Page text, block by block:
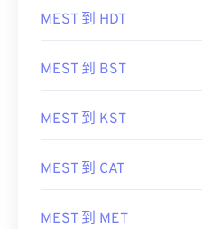
MEST 到 HDT
MEST 到 BST
MEST 到 KST
MEST 到 CAT
MEST 到 MET